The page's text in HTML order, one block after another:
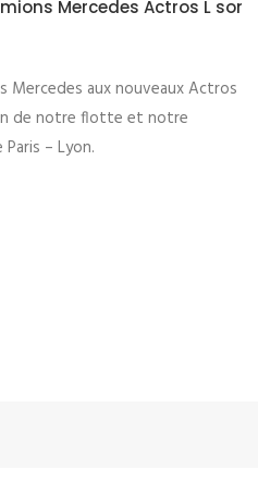
Actros L sont
aux nouveaux Actros L,
flotte et notre
Lyon.